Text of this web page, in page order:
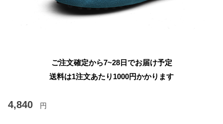
ご注文確定から7~28日でお届け予定
送料は1注文あたり 1000円かかります
4,840 円